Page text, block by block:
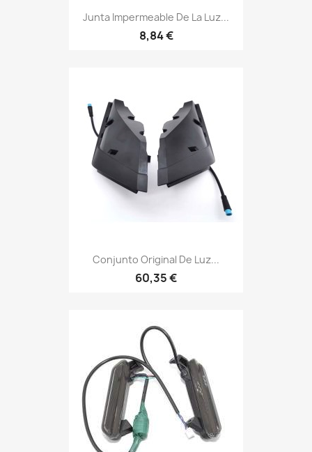
Junta Impermeable De La Luz...
8,84 €
Conjunto Original De Luz...
60,35 €